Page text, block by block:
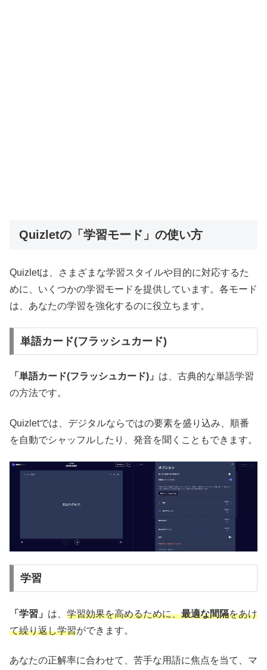
Quizletの「学習モード」の使い方
Quizletは、さまざまな学習スタイルや目的に対応するた
めに、いくつかの学習モードを提供しています。各モード
は、あなたの学習を強化するのに役立ちます。
単語カード(フラッシュカード)
「単語カード(フラッシュカード)」 は、古典的な単語学習
の方法です。
Quizletでは、デジタルならではの要素を盛り込み、順番
を自動でシャッフルしたり、発音を聞くこともできます。
学習
「学習」 は、 学習効果を高めるために、最適な間隔をあけ
て繰り返し学習ができます。
あなたの正解率に合わせて、苦手な用語に焦点を当て、マ